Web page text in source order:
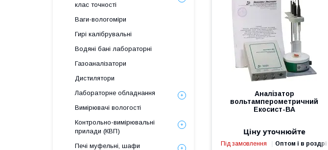
Аналізатор
вольтамперометричний
Екосист-ВА
Ціну уточнюйте
Під замовлення Оптом і в роздріб
клас точності
Ваги-вологоміри
Гирі калібрувальні
Водяні бані лабораторні
Газоаналізатори
Дистилятори
Лабораторне обладнання
Вимірювачі вологості
Контрольно-вимірювальні
прилади (КВП)
Печі муфельні, шафи